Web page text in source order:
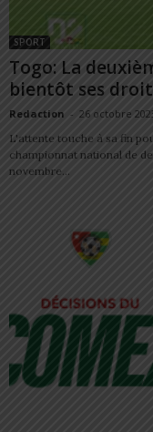
SPORT
Togo: La
bientôt ses
Redaction - 26 octobre
L'attente touche à sa fin
championnat national de
novembre...